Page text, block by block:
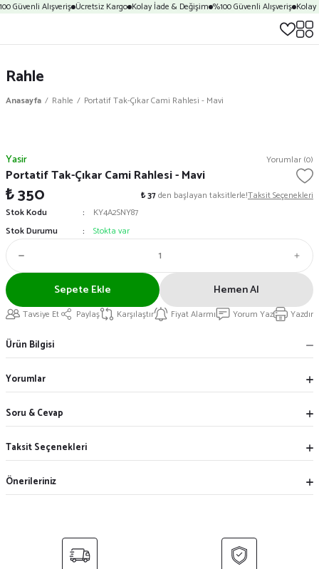
Güvenli Alışveriş Ücretsiz Kargo Kolay İade & Değişim %100 Güvenli Alışveriş Kolay
Rahle
Anasayfa Rahle Portatif Tak-Çıkar Cami Rahlesi - Mavi
Yasir Yorumlar (0)
Portatif Tak-Çıkar Cami Rahlesi - Mavi
₺ 350 ₺ 37den başlayan taksitlerle!Taksit Seçenekleri
Stok Kodu
KY4A2SNY87
Stok Durumu
Stokta var
Sepete Ekle Hemen Al
Tavsiye Et Paylaş Karşılaştır Fiyat Alarmı Yorum Yaz Yazdır
Ürün Bilgisi
Yorumlar
Soru & Cevap
Taksit Seçenekleri
Önerileriniz